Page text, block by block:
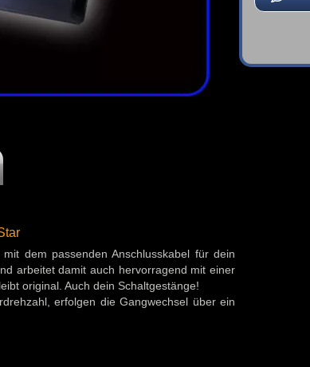
dem passenden Anschlusskabel für dein
arbeitet damit auch hervorragend mit einer
original. Auch dein Schaltgestänge!
erfolgen die Gangwechsel über ein